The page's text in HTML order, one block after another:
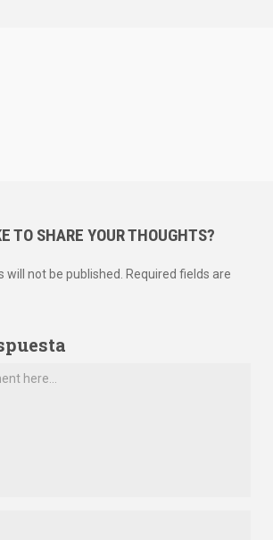
TO SHARE YOUR THOUGHTS?
will not be published. Required fields are